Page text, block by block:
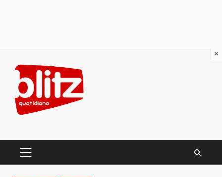
content
PRIMARY
×